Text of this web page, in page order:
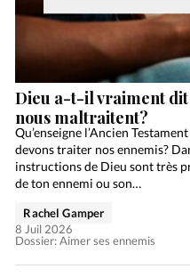
Dieu a-t-il vraiment
nous maltraitent?
Qu’enseigne l’Ancien
devons traiter nos ennemis?
instructions de Dieu sont très
de ton ennemi ou son…
Dossier: Aimer ses ennemis
Rachel Gamper
8 Juil 2026